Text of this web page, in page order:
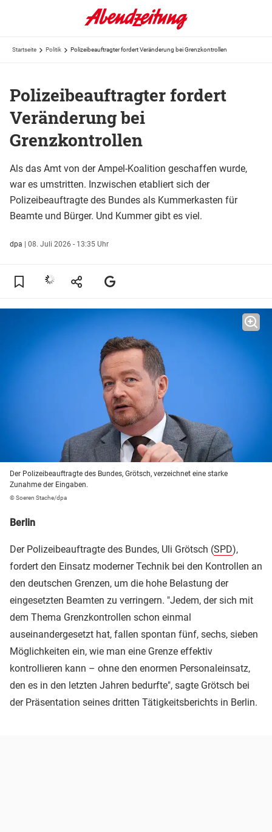
Startseite Politik Polizeibeauftragter fordert Veränderung bei Grenzkontrollen
Polizeibeauftragter fordert
Veränderung bei
Grenzkontrollen
Als das Amt von der Ampel-Koalition geschaffen wurde,
war es umstritten. Inzwischen etabliert sich der
Polizeibeauftragte des Bundes als Kummerkasten für
Beamte und Bürger. Und Kummer gibt es viel.
dpa | 08. Juli 2026 - 13:35 Uhr
Der Polizeibeauftragte des Bundes, Grötsch, verzeichnet eine starke
Zunahme der Eingaben.
© Soeren Stache/dpa
Berlin
Der Polizeibeauftragte des Bundes, Uli Grötsch (SPD),
fordert den Einsatz moderner Technik bei den Kontrollen an
den deutschen Grenzen, um die hohe Belastung der
eingesetzten Beamten zu verringern. "Jedem, der sich mit
dem Thema Grenzkontrollen schon einmal
auseinandergesetzt hat, fallen spontan fünf, sechs, sieben
Möglichkeiten ein, wie man eine Grenze effektiv
kontrollieren kann – ohne den enormen Personaleinsatz,
den es in den letzten Jahren bedurfte", sagte Grötsch bei
der Präsentation seines dritten Tätigkeitsberichts in Berlin.